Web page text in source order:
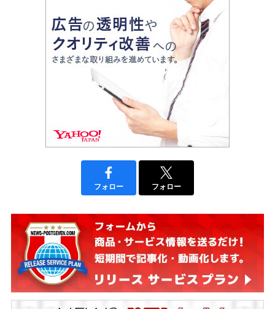
フォロー フォロー